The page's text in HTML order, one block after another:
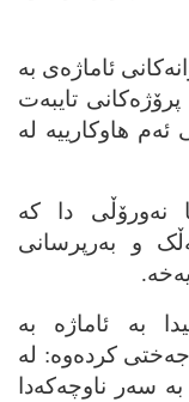
ئاماژه‌ی به‌
تایبه‌ت
ئه‌م هاوکارییه‌ له‌
نه‌ورۆڵی دا که‌
و به‌رپرسانی
به‌ ئاماژه‌ به‌
کرده‌وه‌: له‌
سه‌ر ناوچه‌که‌دا